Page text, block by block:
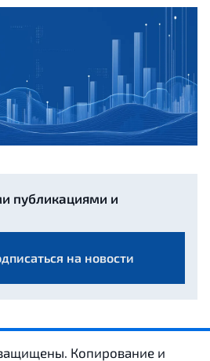
публикациями и
на новости
Копирование и